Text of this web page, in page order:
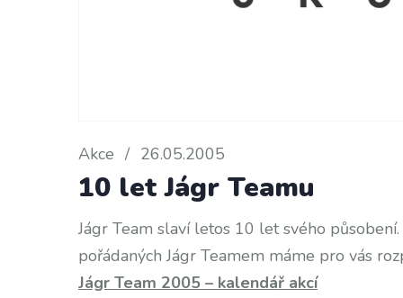
Akce / 26.05.2005
10 let Jágr Teamu
Jágr Team slaví letos 10 let svého
pořádaných Jágr Teamem máme pro vás
Jágr Team 2005 – kalendář akcí